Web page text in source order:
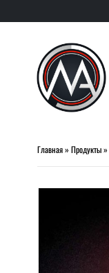
Главная» Продукты»